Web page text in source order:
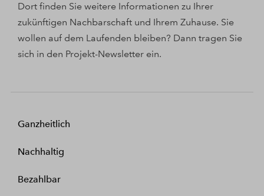
Dort finden Sie weitere Informationen zu Ihrer
zukünftigen Nachbarschaft und Ihrem Zuhause. Sie
wollen auf dem Laufenden bleiben? Dann tragen Sie
sich in den Projekt-Newsletter ein.
Ganzheitlich
Nachhaltig
Bezahlbar